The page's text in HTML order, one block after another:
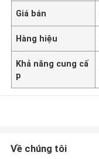
Giá bán
Hàng hiệu
Khả năng cung cấ
p
Về chúng tôi